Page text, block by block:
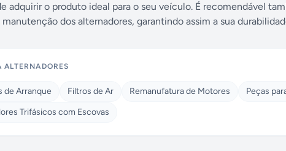
adquirir o produto ideal para o seu veículo. É recomendável
dos alternadores, garantindo assim a sua
ALTERNADORES
de Arranque Filtros de Ar Remanufatura de Motores Peças
Trifásicos com Escovas